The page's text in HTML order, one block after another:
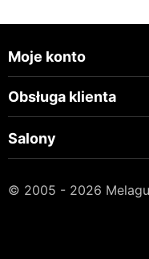
Moje konto
Obsługa klienta
Salony
© 2005 - 2026